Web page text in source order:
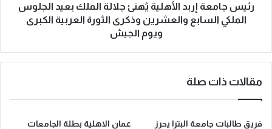
رئيس جامعة إربد الأهلية يُهنئ جلالة الملك بعيد الجلوس
الملكي السابع والعشرين وذكرى الثورة العربية الكبرى
ويوم الجيش
مقالات ذات صلة
فريق طالبات جامعة البترا يحرز
عمان الاهلية بطلة الجامعات